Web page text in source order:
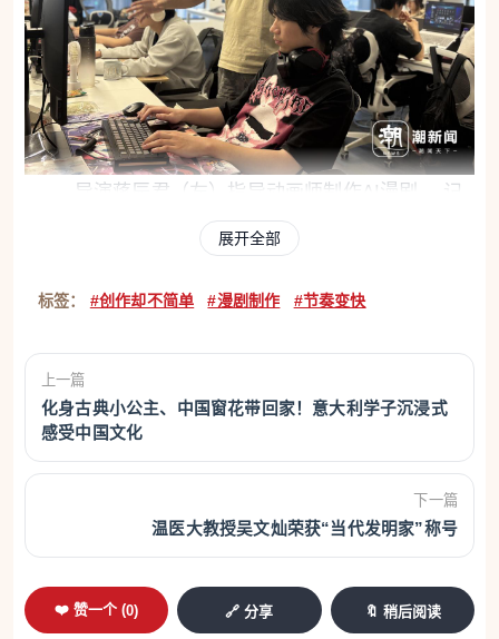
导演蒋辰君（左）指导动画师制作AI漫剧。 记
者 王艳琼 摄
对AI漫剧最常见的误解。但当我们坐在“00后”AI动画
师实习生高韩浩的工位旁时，这种“全自动生成”的幻
觉被真实的烦琐工序打破了。
上午9时45分，高韩浩一边吃着早饭一边唤醒电
脑，检查前一天挂机跑出来的视频素材。
屏幕上，一个赛博朋克风格的俯瞰大场景已经生
成：城市高楼林立，飞船悬停半空，向地面投射出光
展开全部
标签： #创作却不简单 #漫剧制作 #节奏变快
上一篇
化身古典小公主、中国窗花带回家！意大利学子沉浸式
感受中国文化
下一篇
温医大教授吴文灿荣获“当代发明家”称号
❤️ 赞一个 (0) 🔗 分享 🔖 稍后阅读